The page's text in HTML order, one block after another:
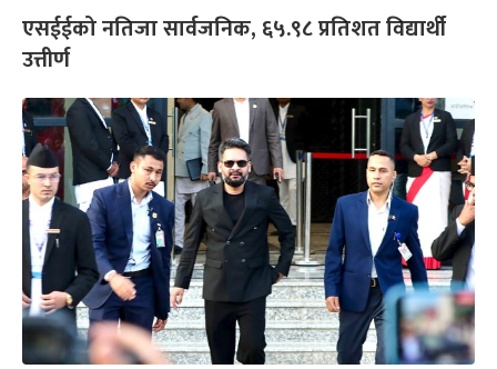
एसईईको नतिजा सार्वजनिक, ६५.९८ प्रतिशत विद्यार्थी
उत्तीर्ण